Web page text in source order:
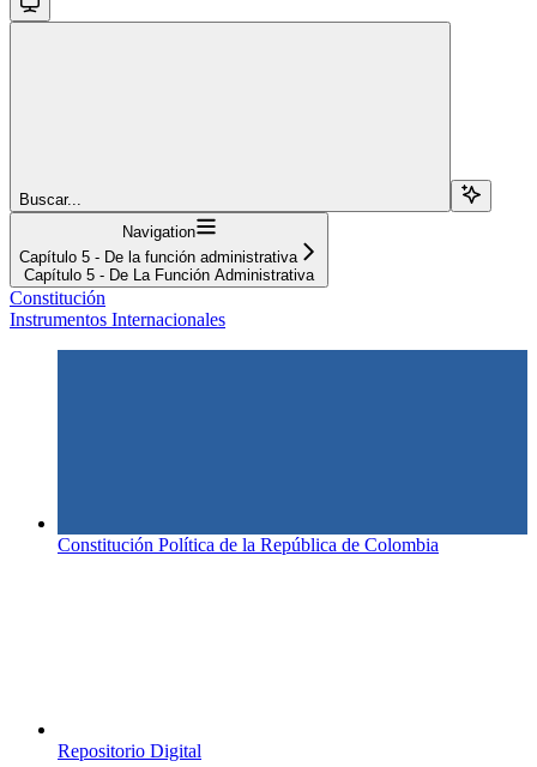
Buscar...
Navigation
Capítulo 5 - De la función administrativa
Capítulo 5 - De La Función Administrativa
Constitución
Instrumentos Internacionales
Constitución Política de la República de Colombia
Repositorio Digital